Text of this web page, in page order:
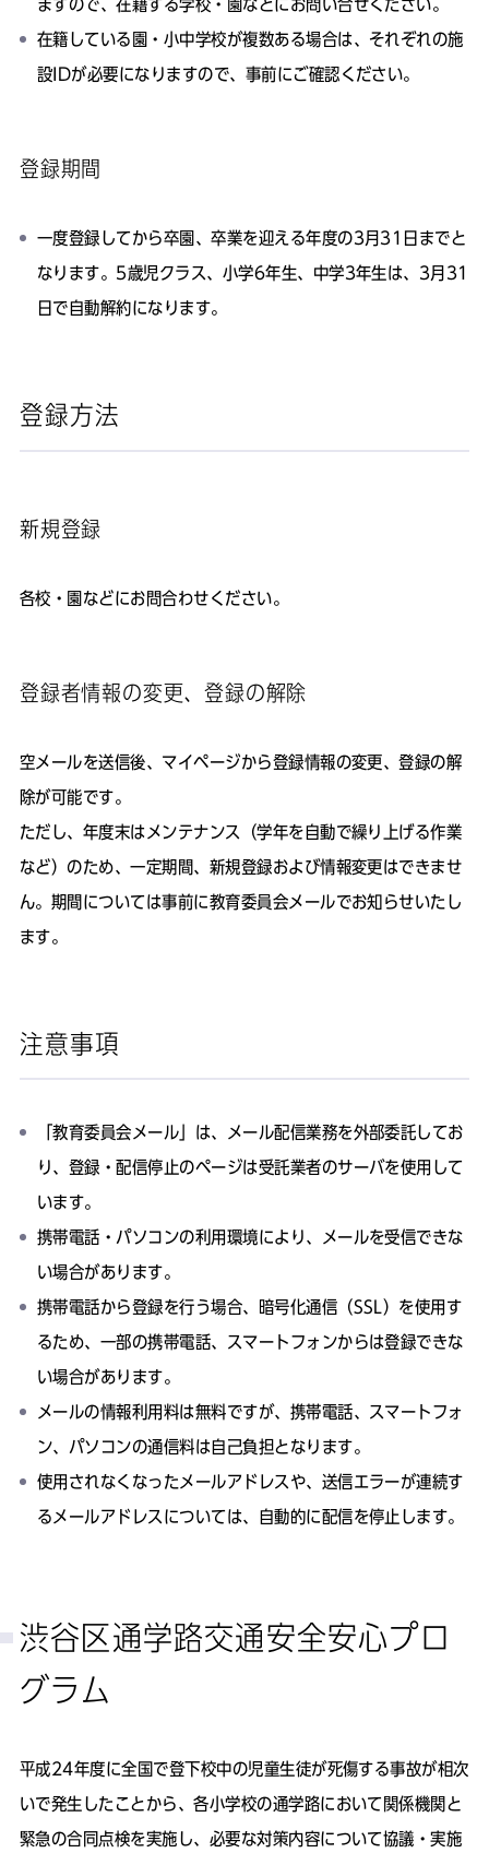
ますので、在籍する学校・園などにお問い合せください。
在籍している園・小中学校が複数ある場合は、それぞれの施
設IDが必要になりますので、事前にご確認ください。
登録期間
一度登録してから卒園、卒業を迎える年度の3月31日までと
なります。5歳児クラス、小学6年生、中学3年生は、3月31
日で自動解約になります。
登録方法
新規登録
各校・園などにお問合わせください。
登録者情報の変更、登録の解除
空メールを送信後、マイページから登録情報の変更、登録の解
除が可能です。
ただし、年度末はメンテナンス（学年を自動で繰り上げる作業
など）のため、一定期間、新規登録および情報変更はできませ
ん。期間については事前に教育委員会メールでお知らせいたし
ます。
注意事項
「教育委員会メール」は、メール配信業務を外部委託してお
り、登録・配信停止のページは受託業者のサーバを使用して
います。
携帯電話・パソコンの利用環境により、メールを受信できな
い場合があります。
携帯電話から登録を行う場合、暗号化通信（SSL）を使用す
るため、一部の携帯電話、スマートフォンからは登録できな
い場合があります。
メールの情報利用料は無料ですが、携帯電話、スマートフォ
ン、パソコンの通信料は自己負担となります。
使用されなくなったメールアドレスや、送信エラーが連続す
るメールアドレスについては、自動的に配信を停止します。
渋谷区通学路交通安全安心プロ
グラム
平成24年度に全国で登下校中の児童生徒が死傷する事故が相次
いで発生したことから、各小学校の通学路において関係機関と
緊急の合同点検を実施し、必要な対策内容について協議・実施